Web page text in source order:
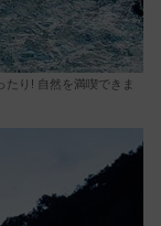
り! 自然を満喫できま